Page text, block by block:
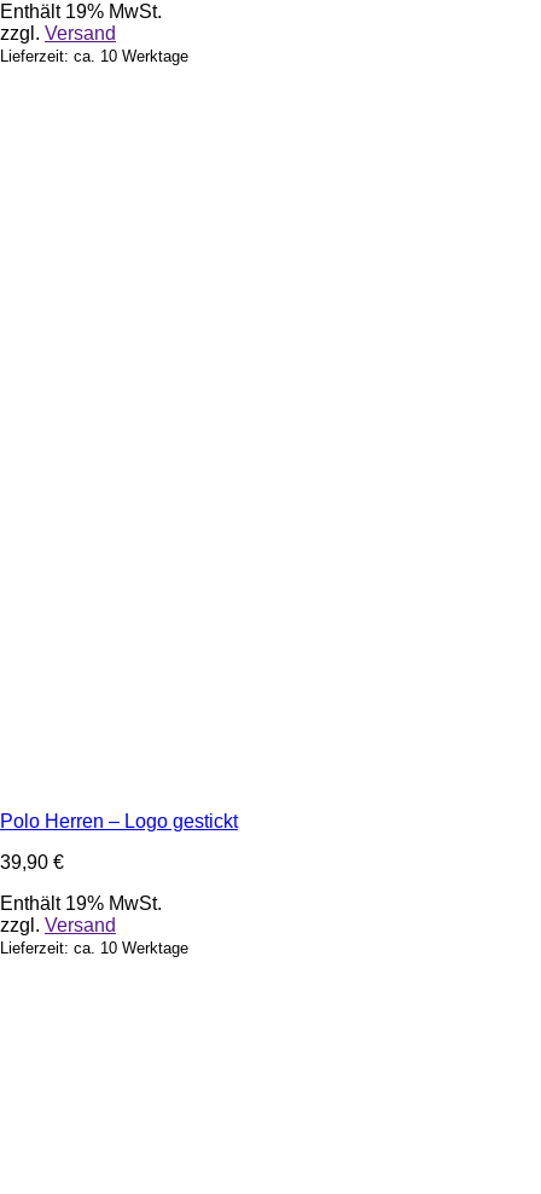
Enthält 19% MwSt.
zzgl. Versand
Lieferzeit: ca. 10 Werktage
Polo Herren – Logo gestickt
39,90 €
Enthält 19% MwSt.
zzgl. Versand
Lieferzeit: ca. 10 Werktage